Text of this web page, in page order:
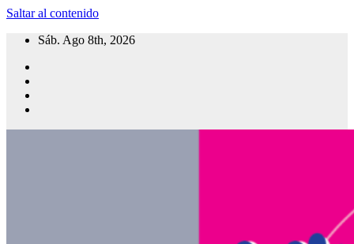
Saltar al contenido
Sáb. Ago 8th, 2026